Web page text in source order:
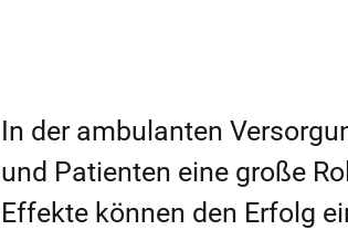
In der ambulanten
und Patienten eine große
Effekte können den Erfolg